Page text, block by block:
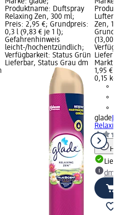
Produktname: Duftspray
Relaxing Zen, 300 ml;
Preis: 2,95 €; Grundpreis:
0,3 l (9,83 € je 1 l);
Gefahrenhinweis
leicht-/hochentzündlich;
Verfügbarkeit: Status Grün
Lieferbar, Status Grau dm
Zen,
(13,00 €
Markt
1,95 €
0,15 kg
glade
dm